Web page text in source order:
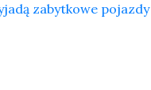
zabytkowe pojazdy